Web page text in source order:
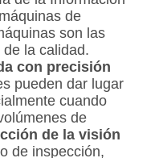
de
son las
la calidad.
con precisión
pueden dar lugar
cuando
de
de la visión
de inspección,